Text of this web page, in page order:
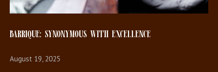
BARRIQUE: SYNONYMOUS WITH EXCELLENCE
August 19, 2025